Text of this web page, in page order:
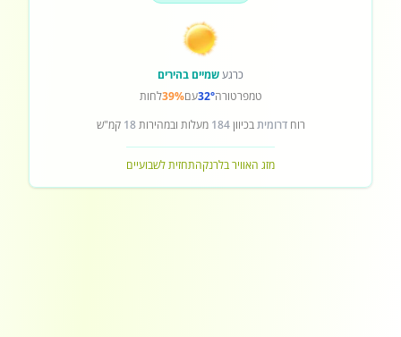
כרגעשמיים בהירים
טמפרטורה32°עם39%לחות
רוחדרומיתבכיוון184 מעלות ובמהירות18 קמ"ש
מזג האוויר בלרנקהתחזית לשבועיים